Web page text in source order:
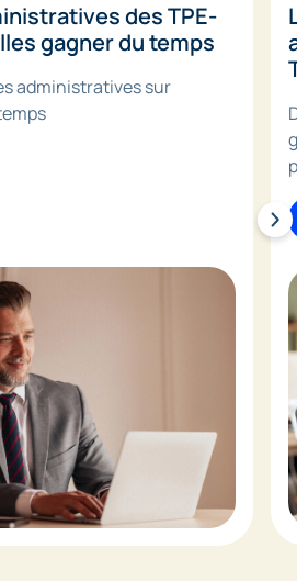
des TPE-
gagner du temps
administratives sur